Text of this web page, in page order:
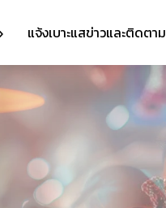
แจ้งเบาะแสข่าวและติดตาม